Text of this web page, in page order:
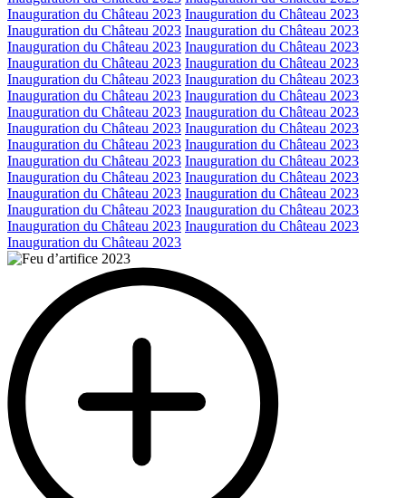
Inauguration du Château 2023 Inauguration du Château 2023
Inauguration du Château 2023 Inauguration du Château 2023
Inauguration du Château 2023 Inauguration du Château 2023
Inauguration du Château 2023 Inauguration du Château 2023
Inauguration du Château 2023 Inauguration du Château 2023
Inauguration du Château 2023 Inauguration du Château 2023
Inauguration du Château 2023 Inauguration du Château 2023
Inauguration du Château 2023 Inauguration du Château 2023
Inauguration du Château 2023 Inauguration du Château 2023
Inauguration du Château 2023 Inauguration du Château 2023
Inauguration du Château 2023 Inauguration du Château 2023
Inauguration du Château 2023 Inauguration du Château 2023
Inauguration du Château 2023 Inauguration du Château 2023
Inauguration du Château 2023 Inauguration du Château 2023
Inauguration du Château 2023